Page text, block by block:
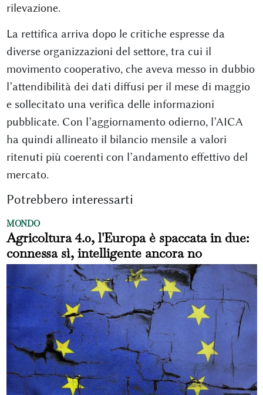
rilevazione.
La rettifica arriva dopo le critiche espresse da
diverse organizzazioni del settore, tra cui il
movimento cooperativo, che aveva messo in dubbio
l’attendibilità dei dati diffusi per il mese di maggio
e sollecitato una verifica delle informazioni
pubblicate. Con l’aggiornamento odierno, l’AICA
ha quindi allineato il bilancio mensile a valori
ritenuti più coerenti con l’andamento effettivo del
mercato.
Potrebbero interessarti
MONDO
Agricoltura 4.0, l'Europa è spaccata in due:
connessa sì, intelligente ancora no